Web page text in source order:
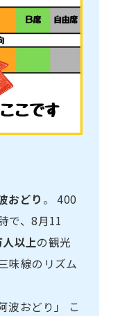
おどり 。 400
で、8月11
以上の観光
味線のリズム
波おどり」 こ